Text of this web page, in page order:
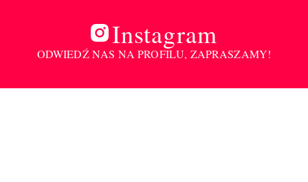
Instagram
ODWIEDŹ NAS NA PROFILU, ZAPRASZAMY!